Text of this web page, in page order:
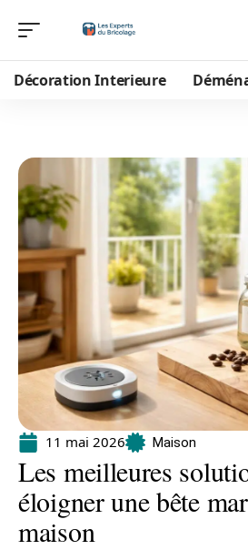
Décoration Interieure
11 mai 2026 Maison
Les meilleures
éloigner une bête
maison